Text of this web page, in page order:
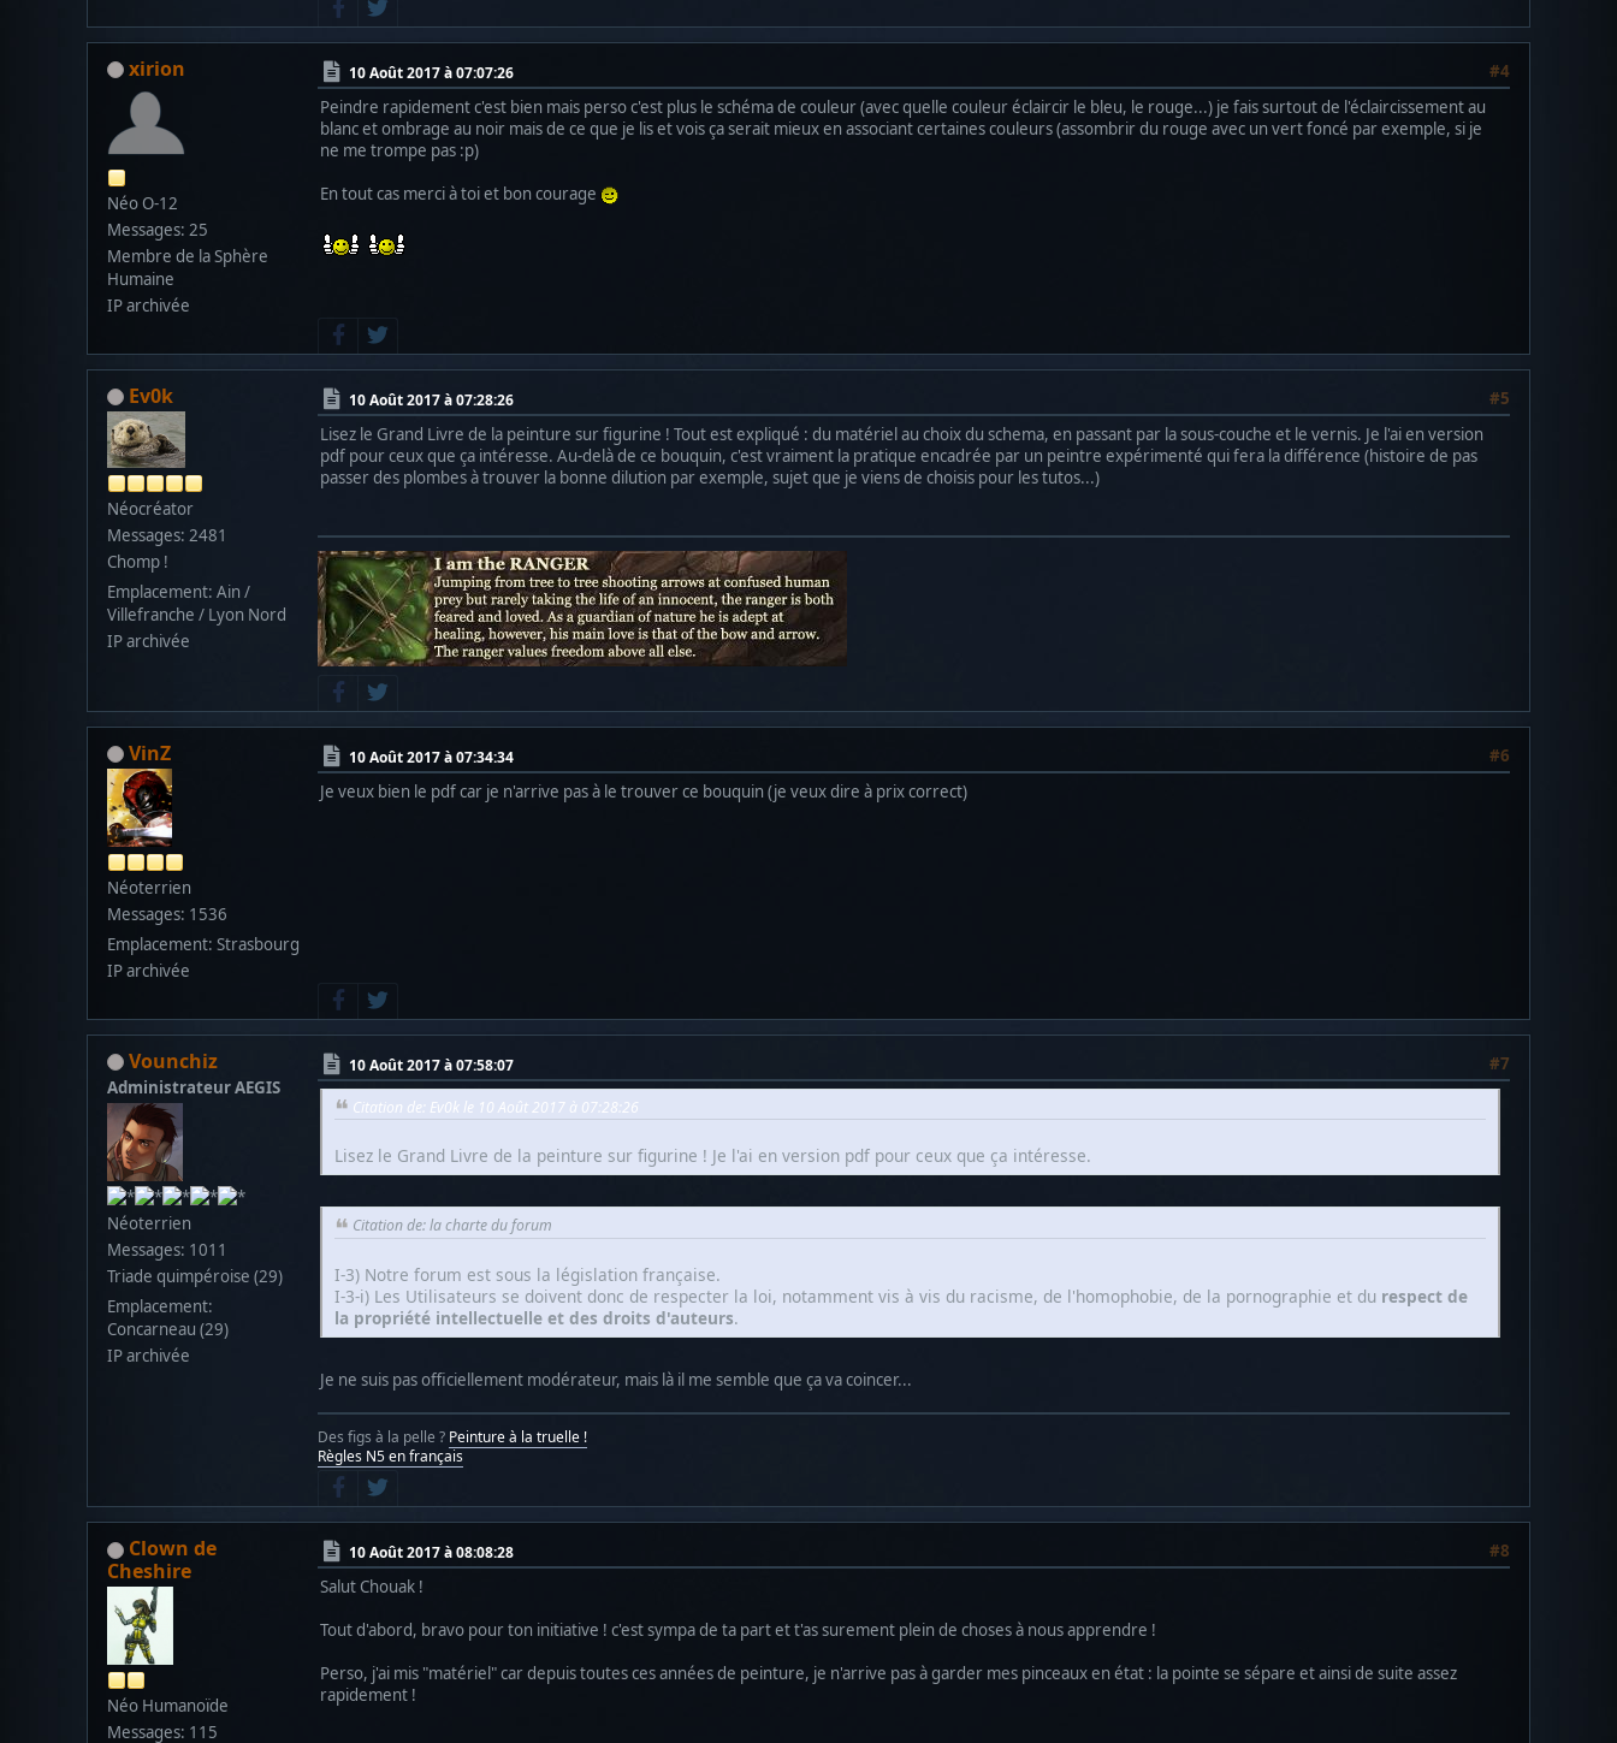
xirion
Néo O-12
Messages: 25
Membre de la Sphère
Humaine
IP archivée
10 Août 2017 à 07:07:26
#4
Peindre rapidement c'est bien mais perso c'est plus le schéma de couleur (avec quelle couleur éclaircir le bleu, le rouge...) je fais surtout de l'éclaircissement au
blanc et ombrage au noir mais de ce que je lis et vois ça serait mieux en associant certaines couleurs (assombrir du rouge avec un vert foncé par exemple, si je
ne me trompe pas :p)
En tout cas merci à toi et bon courage
Ev0k
Néocréator
Messages: 2481
Chomp !
Emplacement: Ain /
Villefranche / Lyon Nord
IP archivée
10 Août 2017 à 07:28:26
#5
Lisez le Grand Livre de la peinture sur figurine ! Tout est expliqué : du matériel au choix du schema, en passant par la sous-couche et le vernis. Je l'ai en version
pdf pour ceux que ça intéresse. Au-delà de ce bouquin, c'est vraiment la pratique encadrée par un peintre expérimenté qui fera la différence (histoire de pas
passer des plombes à trouver la bonne dilution par exemple, sujet que je viens de choisis pour les tutos...)
VinZ
Néoterrien
Messages: 1536
Emplacement: Strasbourg
IP archivée
10 Août 2017 à 07:34:34
#6
Je veux bien le pdf car je n'arrive pas à le trouver ce bouquin (je veux dire à prix correct)
Vounchiz
Administrateur AEGIS
Néoterrien
Messages: 1011
Triade quimpéroise (29)
Emplacement:
Concarneau (29)
IP archivée
10 Août 2017 à 07:58:07 #7
Citation de: Ev0k le 10 Août 2017 à 07:28:26
Lisez le Grand Livre de la peinture sur figurine ! Je l'ai en version pdf pour ceux que ça intéresse.
Citation de: la charte du forum
I-3) Notre forum est sous la législation française.
I-3-i) Les Utilisateurs se doivent donc de respecter la loi, notamment vis à vis du racisme, de l'homophobie, de la pornographie et du respect de
la propriété intellectuelle et des droits d'auteurs.
Je ne suis pas officiellement modérateur, mais là il me semble que ça va coincer...
Des figs à la pelle ? Peinture à la truelle !
Règles N5 en français
Clown de
Cheshire
Néo Humanoïde
Messages: 115
10 Août 2017 à 08:08:28
#8
Salut Chouak !
Tout d'abord, bravo pour ton initiative ! c'est sympa de ta part et t'as surement plein de choses à nous apprendre !
Perso, j'ai mis "matériel" car depuis toutes ces années de peinture, je n'arrive pas à garder mes pinceaux en état : la pointe se sépare et ainsi de suite assez
rapidement !